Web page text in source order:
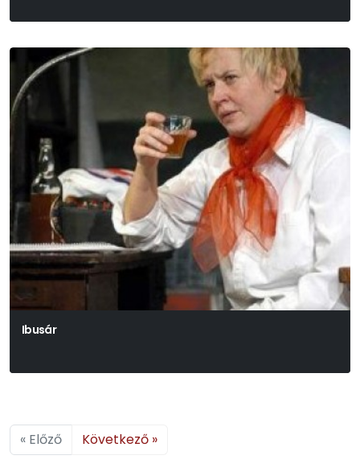
Ibusár
« Előző Következő »